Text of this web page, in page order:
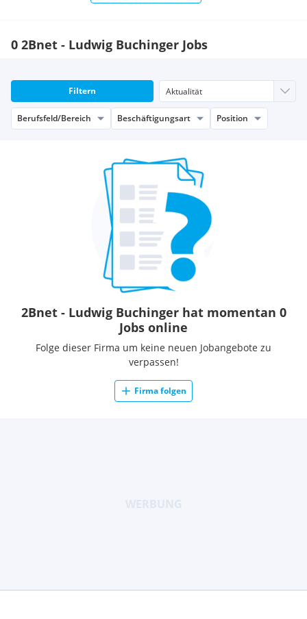
0 2Bnet - Ludwig Buchinger Jobs
Filtern
Berufsfeld/Bereich Beschäftigungsart Position
2Bnet - Ludwig Buchinger hat momentan 0
Jobs online
Folge dieser Firma um keine neuen Jobangebote zu
verpassen!
Firma folgen